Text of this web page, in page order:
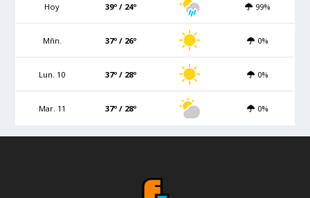
Hoy 39º / 24º 99%
Mñn. 37º / 26º 0%
Lun. 10 37º / 28º 0%
Mar. 11 37º / 28º 0%